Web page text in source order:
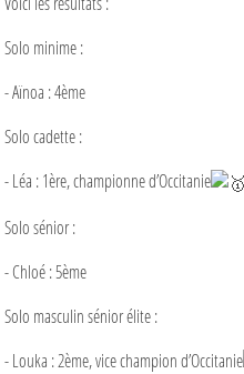
Solo minime :
- Aïnoa : 4ème
Solo cadette :
- Léa : 1ère, championne d’Occitanie
Solo sénior :
- Chloé : 5ème
Solo masculin sénior élite :
- Louka : 2ème, vice champion d’Occitanie